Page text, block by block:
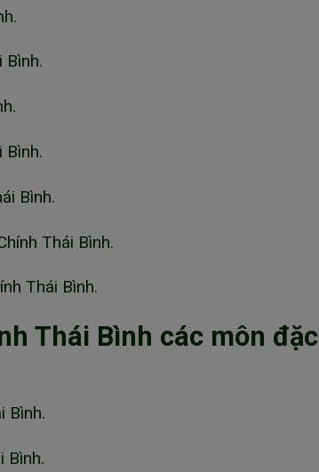
Bình.
Bình.
Bình.
Thái Bình.
Thái Bình.
Thái Bình các môn đặc
Bình.
Bình.